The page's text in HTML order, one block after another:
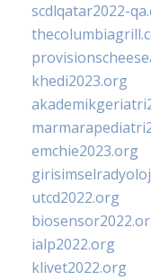
scdlqatar2022-
khedi2023.org
emchie2023.org
utcd2022.org
ialp2022.org
klivet2022.org